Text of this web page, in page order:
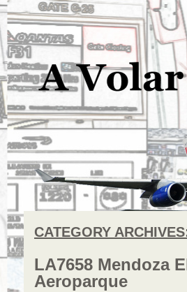
CATEGORY
LA7658 Mendoza
Aeroparque